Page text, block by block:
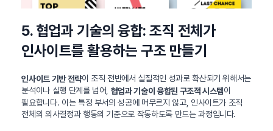
5. 협업과 기술의 융합: 조직 전체가
인사이트를 활용하는 구조 만들기
인사이트 기반 전략이 조직 전반에서 실질적인 성과로 확산되기 위해서는
분석이나 실행 단계를 넘어, 협업과 기술이 융합된 구조적 시스템이
필요합니다. 이는 특정 부서의 성공에 머무르지 않고, 인사이트가 조직
전체의 의사결정과 행동의 기준으로 작동하도록 만드는 과정입니다.